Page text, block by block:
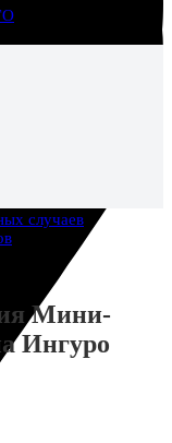
случаев
Мини-
Ингуро